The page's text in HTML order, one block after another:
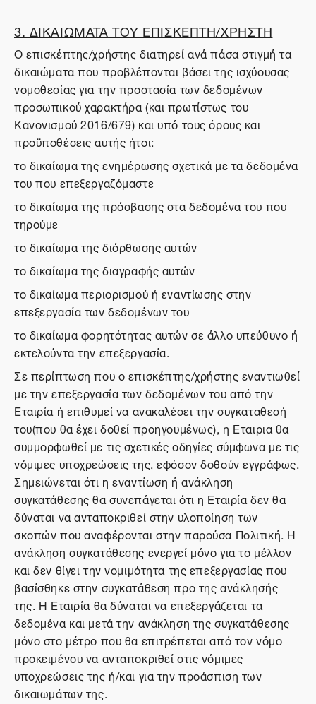
3. ΔΙΚΑΙΩΜΑΤΑ ΤΟΥ ΕΠΙΣΚΕΠΤΗ/ΧΡΗΣΤΗ
Ο επισκέπτης/χρήστης διατηρεί ανά πάσα στιγμή τα
δικαιώματα που προβλέπονται βάσει της ισχύουσας
νομοθεσίας για την προστασία των δεδομένων
προσωπικού χαρακτήρα (και πρωτίστως του
Κανονισμού 2016/679) και υπό τους όρους και
προϋποθέσεις αυτής ήτοι:
το δικαίωμα της ενημέρωσης σχετικά με τα δεδομένα
του που επεξεργαζόμαστε
το δικαίωμα της πρόσβασης στα δεδομένα του που
τηρούμε
το δικαίωμα της διόρθωσης αυτών
το δικαίωμα της διαγραφής αυτών
το δικαίωμα περιορισμού ή εναντίωσης στην
επεξεργασία των δεδομένων του
το δικαίωμα φορητότητας αυτών σε άλλο υπεύθυνο ή
εκτελούντα την επεξεργασία.
Σε περίπτωση που ο επισκέπτης/χρήστης εναντιωθεί
με την επεξεργασία των δεδομένων του από την
Εταιρία ή επιθυμεί να ανακαλέσει την συγκαταθεσή
του(που θα έχει δοθεί προηγουμένως), η Εταιρια θα
συμμορφωθεί με τις σχετικές οδηγίες σύμφωνα με τις
νόμιμες υποχρεώσεις της, εφόσον δοθούν εγγράφως.
Σημειώνεται ότι η εναντίωση ή ανάκληση
συγκατάθεσης θα συνεπάγεται ότι η Εταιρία δεν θα
δύναται να ανταποκριθεί στην υλοποίηση των
σκοπών που αναφέρονται στην παρούσα Πολιτική. Η
ανάκληση συγκατάθεσης ενεργεί μόνο για το μέλλον
και δεν θίγει την νομιμότητα της επεξεργασίας που
βασίσθηκε στην συγκατάθεση προ της ανάκλησής
της. Η Εταιρία θα δύναται να επεξεργάζεται τα
δεδομένα και μετά την ανάκληση της συγκατάθεσης
μόνο στο μέτρο που θα επιτρέπεται από τον νόμο
προκειμένου να ανταποκριθεί στις νόμιμες
υποχρεώσεις της ή/και για την προάσπιση των
δικαιωμάτων της.